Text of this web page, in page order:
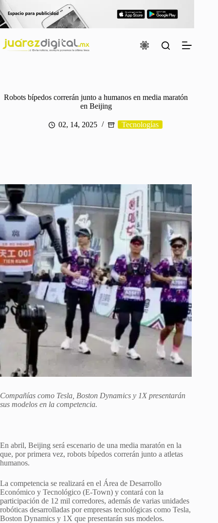
Saltar
al
contenido
Robots bípedos correrán junto a humanos en media maratón
en Beijing
02, 14, 2025 Tecnologías
Compañías como Tesla, Boston Dynamics y 1X presentarán
sus modelos en la competencia.
En abril, Beijing será escenario de una media maratón en la
que, por primera vez, robots bípedos correrán junto a atletas
humanos.
La competencia se realizará en el Área de Desarrollo
Económico y Tecnológico (E-Town) y contará con la
participación de 12 mil corredores, además de varias unidades
robóticas desarrolladas por empresas tecnológicas como Tesla,
Boston Dynamics y 1X que presentarán sus modelos.